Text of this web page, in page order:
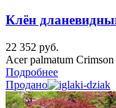
Клён
22 352 руб.
Acer palmatum Crimson
Подробнее
Продано